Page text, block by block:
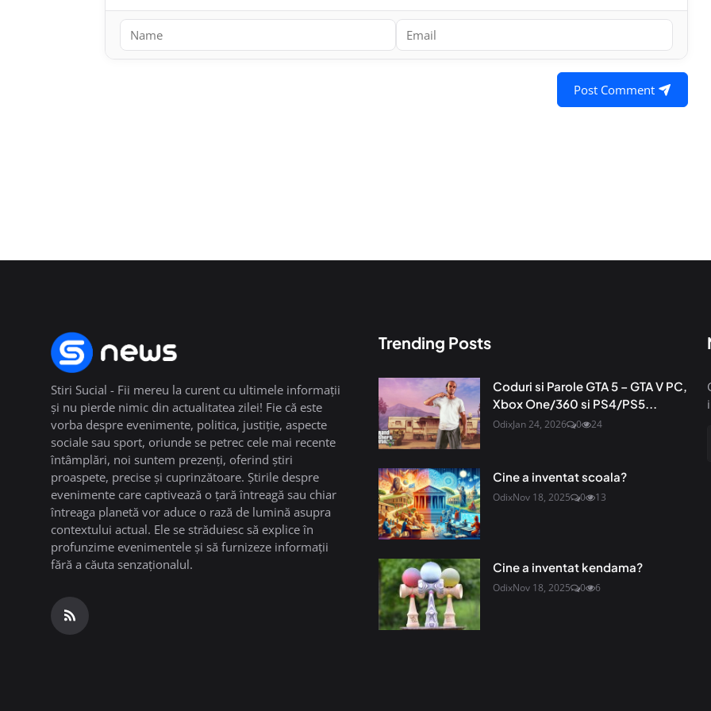
Post Comment
Stiri Sucial - Fii mereu la curent cu ultimele informații
și nu pierde nimic din actualitatea zilei! Fie că este
vorba despre evenimente, politica, justiție, aspecte
sociale sau sport, oriunde se petrec cele mai recente
întâmplări, noi suntem prezenți, oferind știri
proaspete, precise și cuprinzătoare. Știrile despre
evenimente care captivează o țară întreagă sau chiar
întreaga planetă vor aduce o rază de lumină asupra
contextului actual. Ele se străduiesc să explice în
profunzime evenimentele și să furnizeze informații
fără a căuta senzaționalul.
Trending Posts
Coduri si Parole GTA 5 – GTA V PC,
Xbox One/360 si PS4/PS5...
OdixJan 24, 2026 0 24
Cine a inventat scoala?
OdixNov 18, 2025 0 13
Cine a inventat kendama?
OdixNov 18, 2025 0 6